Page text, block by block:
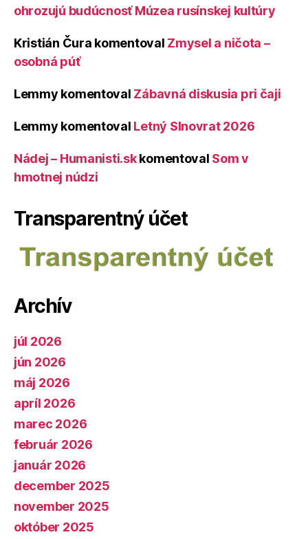
ohrozujú budúcnosť Múzea rusínskej kultúry
Kristián Čura komentoval Zmysel a ničota –
osobná púť
Lemmy komentoval Zábavná diskusia pri čaji
Lemmy komentoval Letný Slnovrat 2026
Nádej – Humanisti.skkomentoval Som v
hmotnej núdzi
Transparentný účet
Archív
júl 2026
jún 2026
máj 2026
apríl 2026
marec 2026
február 2026
január 2026
december 2025
november 2025
október 2025